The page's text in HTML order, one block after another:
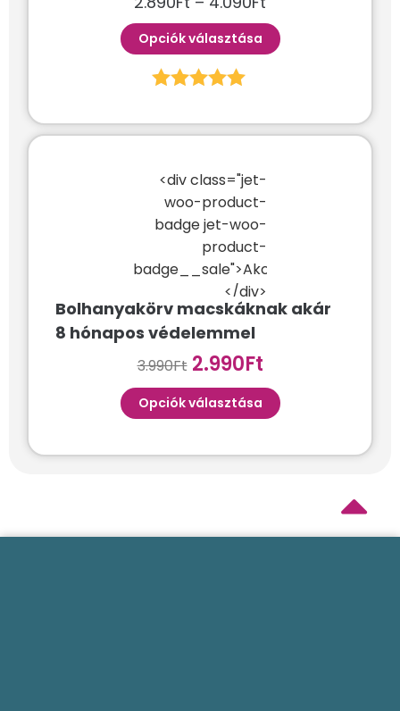
Opciók választása
5.00/ 5
<div class="jet-
woo-product-
badge jet-woo-
product-
badge__sale">Akció!
</div>
Bolhanyakörv macskáknak akár
8 hónapos védelemmel
3.990Ft 2.990Ft
Opciók választása